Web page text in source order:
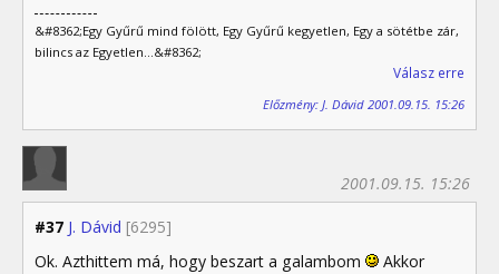
&#8362;Egy Gyűrű mind fölött, Egy Gyűrű kegyetlen, Egy a sötétbe zár,
bilincs az Egyetlen...&#8362;
Válasz erre
Előzmény: J. Dávid 2001.09.15. 15:26
#37 J. Dávid [6295]
2001.09.15. 15:26
Ok. Azthittem má, hogy beszart a galambom
Akkor